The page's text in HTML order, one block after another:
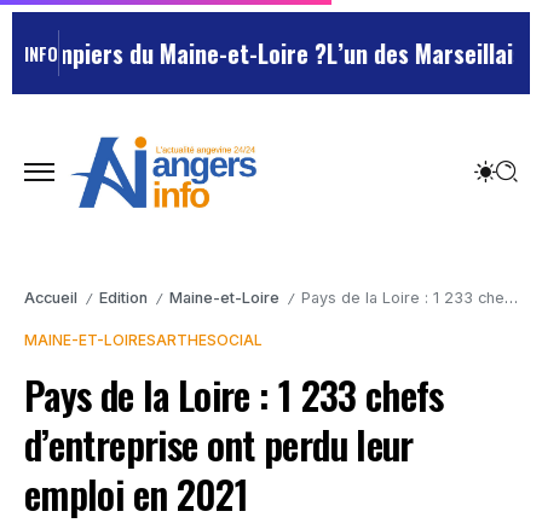
INFO
du Maine-et-Loire ?L’un des Marseillais
Accueil / Edition / Maine-et-Loire / Pays de la Loire : 1 233 chefs d’entreprise ont perdu leur emploi en 2021
MAINE-ET-LOIRESARTHESOCIAL
Pays de la Loire : 1 233 chefs
d’entreprise ont perdu leur
emploi en 2021